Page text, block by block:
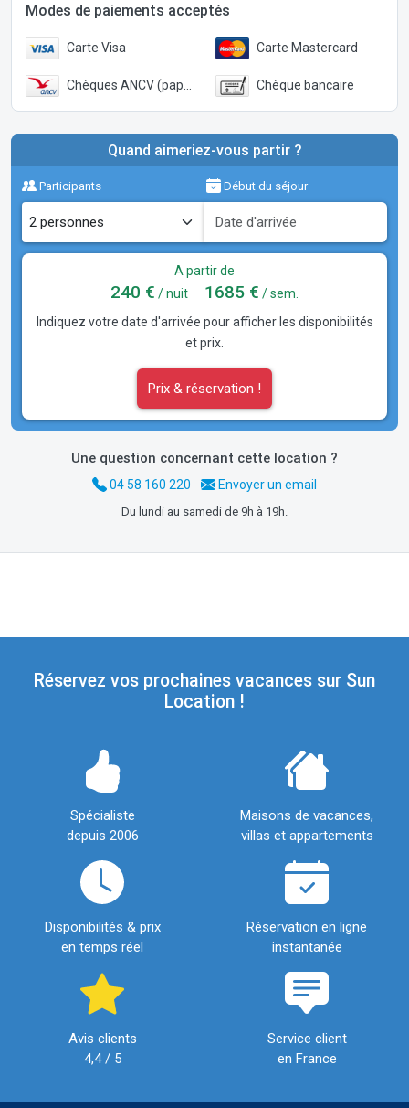
Modes de paiements acceptés
Carte Visa Carte Mastercard
Chèques ANCV (papier) Chèque bancaire
Quand aimeriez-vous partir ?
Participants Début du séjour
A partir de
240 € / nuit 1685 € / sem.
Indiquez votre date d'arrivée pour afficher les disponibilités
et prix.
Prix & réservation !
Une question concernant cette location ?
04 58 160 220 Envoyer un email
Du lundi au samedi de 9h à 19h.
Réservez vos prochaines vacances sur Sun
Location !
Spécialiste
depuis 2006
Maisons de vacances,
villas et appartements
Disponibilités & prix
en temps réel
Réservation en ligne
instantanée
Avis clients
4,4 / 5
Service client
en France